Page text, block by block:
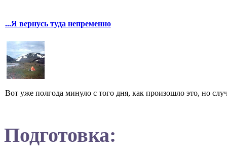
...Я вернусь туда непременно
Вот уже полгода минуло с того дня, как произошло это, но
Подготовка: